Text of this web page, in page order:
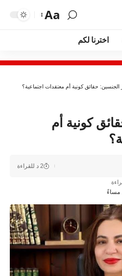
Aa
اخترنا لكم
الجنسين: حقائق كونية أم معتقدات اجتماعية؟
كونية أم
2 د للقراءة